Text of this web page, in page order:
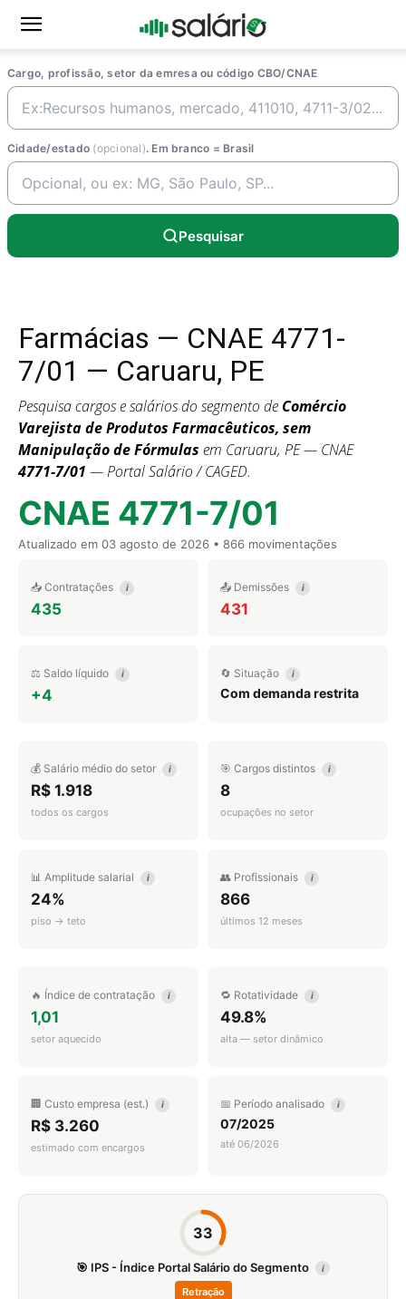
Cargo, profissão, setor da emresa ou código CBO/CNAE
Cidade/estado (opcional). Em branco = Brasil
Pesquisar
Farmácias — CNAE 4771-
7/01 — Caruaru, PE
Pesquisa cargos e salários do segmento de Comércio
Varejista de Produtos Farmacêuticos, sem
Manipulação de Fórmulas em Caruaru, PE — CNAE
4771-7/01 — Portal Salário / CAGED.
CNAE 4771-7/01
Atualizado em 03 agosto de 2026 • 866 movimentações
📥 Contratações i
435
📤 Demissões i
431
⚖️ Saldo líquido i
+4
🔄 Situação i
Com demanda restrita
💰 Salário médio do setor i
R$ 1.918
todos os cargos
🎯 Cargos distintos i
8
ocupações no setor
📊 Amplitude salarial i
24%
piso → teto
👥 Profissionais i
866
últimos 12 meses
🔥 Índice de contratação i
1,01
setor aquecido
🔁 Rotatividade i
49.8%
alta — setor dinâmico
🏢 Custo empresa (est.) i
R$ 3.260
estimado com encargos
📅 Período analisado i
07/2025
até 06/2026
33
🎯 IPS - Índice Portal Salário do Segmento i
Retração